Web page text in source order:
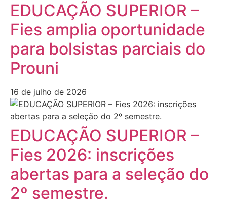
EDUCAÇÃO SUPERIOR –
Fies amplia oportunidade
para bolsistas parciais do
Prouni
16 de julho de 2026
EDUCAÇÃO SUPERIOR –
Fies 2026: inscrições
abertas para a seleção do
2º semestre.